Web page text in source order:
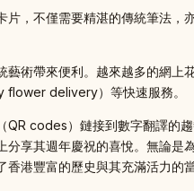
片，不僅需要精湛的傳統筆法，
藝術帶來便利。越來越多的網上
flower delivery）等快速服務。
QR codes）鏈接到數字翻譯的
分享其週年慶祝的喜悅。無論是
香港豐富的歷史與其充滿活力的當